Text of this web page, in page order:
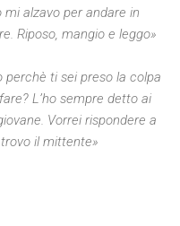
alzavo per andare in
Riposo, mangio e leggo»
perchè ti sei preso la colpa
L’ho sempre detto ai
Vorrei rispondere a
il mittente»